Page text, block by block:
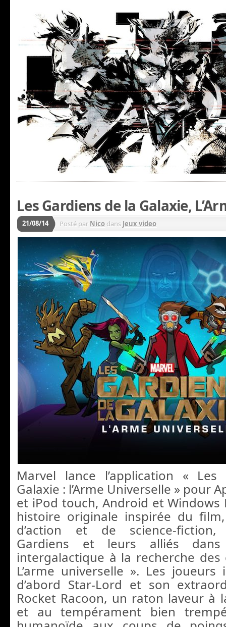
Les Gardiens de la Galaxie,
21/08/14 Posté par Nico dans Jeux video
Marvel lance l’application «
Galaxie : l’Arme Universelle » pour
et iPod touch, Android et Windows
histoire originale inspirée du
d’action et de science-
Gardiens et leurs alliés
intergalactique à la recherche des
L’arme universelle ». Les joueurs
d’abord Star-Lord et son
Rocket Racoon, un raton laveur à
et au tempérament bien